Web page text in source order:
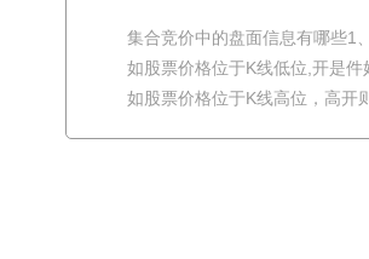
集合竞价中的盘面信息有哪些1
如股票价格位于K线低位,开是件
如股票价格位于K线高位，高开则